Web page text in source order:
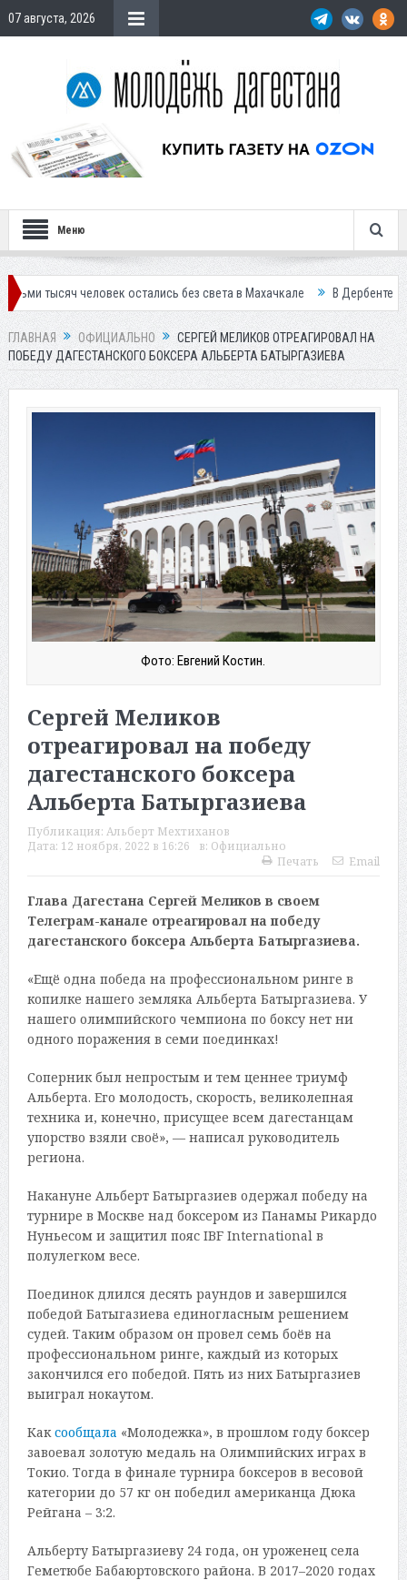
07 августа, 2026
Меню
остались без света в Махачкале В Дербенте застройщик
ГЛАВНАЯ ОФИЦИАЛЬНО
СЕРГЕЙ МЕЛИКОВ ОТРЕАГИРОВАЛ НА
ПОБЕДУ ДАГЕСТАНСКОГО БОКСЕРА АЛЬБЕРТА БАТЫРГАЗИЕВА
Фото: Евгений Костин.
Сергей Меликов
отреагировал на победу
дагестанского боксера
Альберта Батыргазиева
Публикация: Альберт Мехтиханов
Дата: 12 ноября, 2022 в 16:26 в: Официально
Печать
Email
Глава Дагестана Сергей Меликов в своем
Телеграм-канале отреагировал на победу
дагестанского боксера Альберта Батыргазиева.
«Ещё одна победа на профессиональном ринге в
копилке нашего земляка Альберта Батыргазиева. У
нашего олимпийского чемпиона по боксу нет ни
одного поражения в семи поединках!
Соперник был непростым и тем ценнее триумф
Альберта. Его молодость, скорость, великолепная
техника и, конечно, присущее всем дагестанцам
упорство взяли своё», — написал руководитель
региона.
Накануне Альберт Батыргазиев одержал победу на
турнире в Москве над боксером из Панамы Рикардо
Нуньесом и защитил пояс IBF International в
полулегком весе.
Поединок длился десять раундов и завершился
победой Батыгазиева единогласным решением
судей. Таким образом он провел семь боёв на
профессиональном ринге, каждый из которых
закончился его победой. Пять из них Батыргазиев
выиграл нокаутом.
Каксообщала «Молодежка», в прошлом году боксер
завоевал золотую медаль на Олимпийских играх в
Токио. Тогда в финале турнира боксеров в весовой
категории до 57 кг он победил американца Дюка
Рейгана – 3:2.
Альберту Батыргазиеву 24 года, он уроженец села
Геметюбе Бабаюртовского района. В 2017–2020 годах